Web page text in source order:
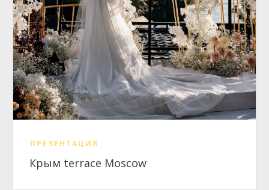
ПРЕЗЕНТАЦИЯ
Крым terrace Moscow